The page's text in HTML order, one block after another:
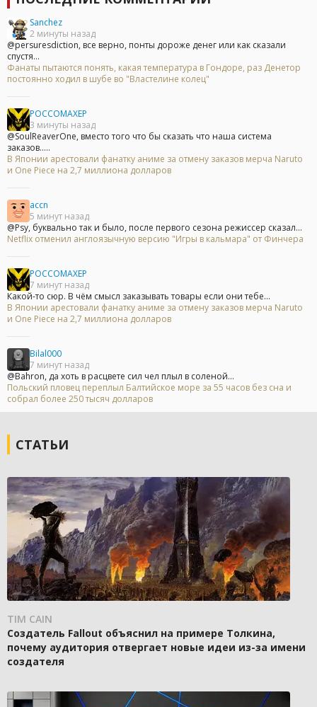
Sanchez
2 минуты назад
@persuresdiction, все верно, понты дороже денег или как сказали
спустя...
Фанаты пытаются понять, какая температура в Гондоре, раз Денетор
постоянно ходил в шубе во "Властелине колец"
POCCOMAXEP
3 минуты назад
@SoulReaverOne, вместо того что бы сказать что наша система
заказов.....
В Японии арестовали фанатку аниме за отмену заказов мерча Naruto
и One Piece на 2,7 миллиона долларов
accn
5 минут назад
@Psy, буквально так и было, после первого сезона режиссер сказал...
Netflix отменил англоязычную версию "Игры в кальмара" от Финчера
POCCOMAXEP
7 минут назад
Какой-то сюр. В чём смысл заказывать товары если они тебе...
В Японии арестовали фанатку аниме за отмену заказов мерча Naruto
и One Piece на 2,7 миллиона долларов
Bilal000
7 минут назад
@Bahron, да хоть в расцвете сил чел плыл в соленой...
Польский пловец переплыл Балтийское море за 55 часов без сна и
собрал более 250 тысяч долларов
СТАТЬИ
TIM CAIN
Создатель Fallout объяснил на примере Толкина,
почему аудитория отвергает новые идеи из-за имени
создателя